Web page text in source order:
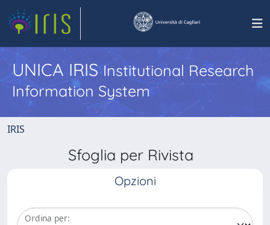
UNICA IRISInstitutional Research
Information System
IRIS
Sfoglia per Rivista
Opzioni
Ordina per: